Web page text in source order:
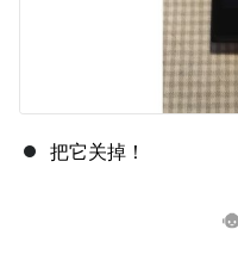
把它关掉！